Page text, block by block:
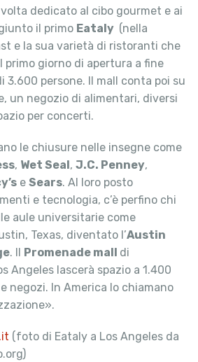
dedicato al cibo gourmet e ai
il primo Eataly (nella
e la sua varietà di ristoranti che
primo giorno di apertura a fine
3.600 persone. Il mall conta poi su
un negozio di alimentari, diversi
per concerti.
le chiusure nelle insegne come
, Wet Seal, J.C. Penney,
e Sears. Al loro posto
e tecnologia, c’è perfino chi
aule universitarie come
Texas, diventato l’Austin
. Il Promenade mall di
Angeles lascerà spazio a 1.400
negozi. In America lo chiamano
(foto di Eataly a Los Angeles da